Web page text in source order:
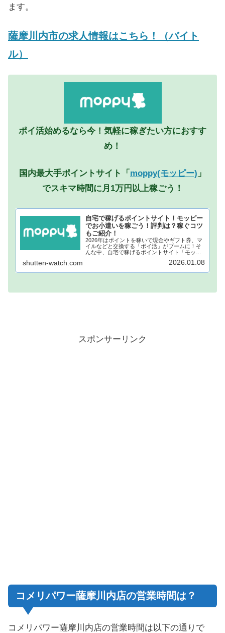
ます。
薩摩川内市の求人情報はこちら！（バイト
ル）
ポイ活始めるなら今！気軽に稼ぎたい方におすす
め！
国内最大手ポイントサイト「 moppy(モッピー) 」
でスキマ時間に月1万円以上稼ごう！
自宅で稼げるポイントサイト！モッピー
でお小遣いを稼ごう！評判は？稼ぐコツ
もご紹介！
2026年はポイントを稼いで現金やギフト券、マ
イルなどと交換する「ポイ活」がブームに！そ
んな中、自宅で稼げるポイントサイト「モッピ
自宅でポイントを稼げば、あなたも月1万円稼ぐ
shutten-watch.com 2026.01.08
スポンサーリンク
コメリパワー薩摩川内店の営業時間は？
コメリパワー薩摩川内店の営業時間は以下の通りで